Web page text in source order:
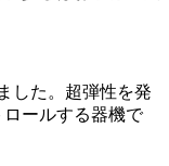
した。超弾性を発
ールする器機で